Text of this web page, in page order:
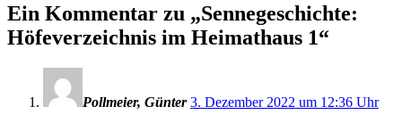
Ein Kommentar zu „Sennegeschichte:
Höfeverzeichnis im Heimathaus 1“
Pollmeier, Günter 3. Dezember 2022 um 12:36 Uhr